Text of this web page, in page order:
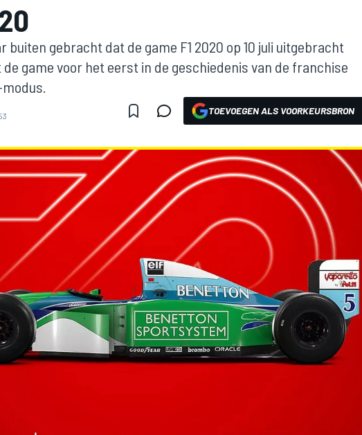
buiten gebracht dat de game F1 2020 op 10 juli uitgebracht
game voor het eerst in de geschiedenis van de franchise
TOEVOEGEN ALS VOORKEURSBRON